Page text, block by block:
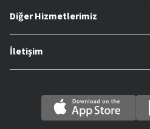
Diğer Hizmetlerimiz
İletişim